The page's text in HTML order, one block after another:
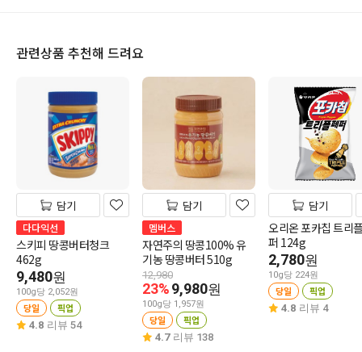
관련상품 추천해 드려요
담기
다다익선
스키피 땅콩버터청크
462g
9,480원
100g당 2,052원
당일 픽업
4.8 리뷰 54
담기
멤버스
자연주의 땅콩100% 유
기농 땅콩버터 510g
12,980
23%9,980원
100g당 1,957원
당일 픽업
4.7 리뷰 138
담기
오리온 포카칩 트리
퍼 124g
2,780원
10g당 224원
당일 픽업
4.8 리뷰 4